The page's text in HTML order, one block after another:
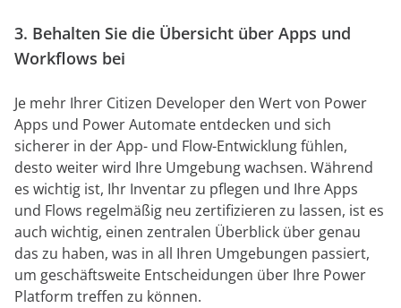
3. Behalten Sie die Übersicht über Apps und
Workflows bei
Je mehr Ihrer Citizen Developer den Wert von Power
Apps und Power Automate entdecken und sich
sicherer in der App- und Flow-Entwicklung fühlen,
desto weiter wird Ihre Umgebung wachsen. Während
es wichtig ist, Ihr Inventar zu pflegen und Ihre Apps
und Flows regelmäßig neu zertifizieren zu lassen, ist es
auch wichtig, einen zentralen Überblick über genau
das zu haben, was in all Ihren Umgebungen passiert,
um geschäftsweite Entscheidungen über Ihre Power
Platform treffen zu können.